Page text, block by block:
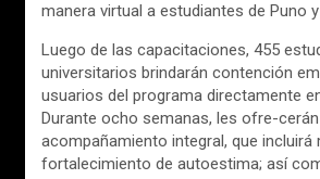
manera virtual a estudiantes de Puno
Luego de las capacitaciones, 455
universitarios brindarán contención
usuarios del programa directamente
Durante ocho semanas, les ofre-cerán
acompañamiento integral, que incluirá
fortalecimiento de autoestima; así